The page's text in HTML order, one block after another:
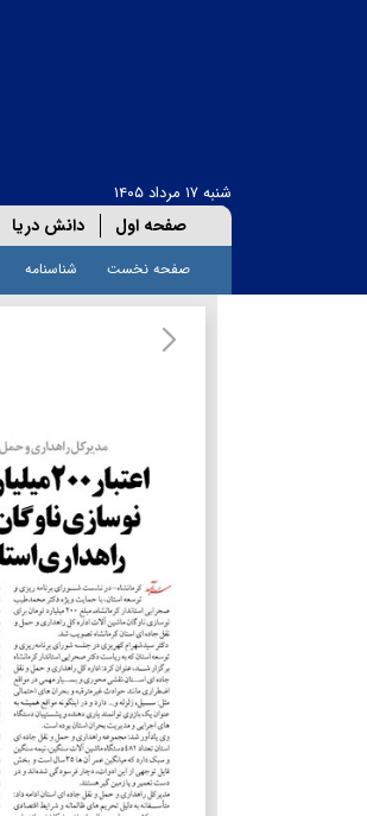
شنبه ۱۷ مرداد ۱۴۰۵
صفحه اول دانش دریا
صفحه نخست شناسنامه